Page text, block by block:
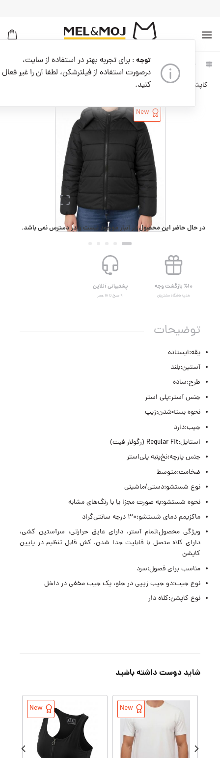
توجه : برای تجربه بهتر در استفاده از سایت،
درصورت استفاده از فیلترشکن، لطفا آن را غیر فعال
کنید.
بروید
لباس زنانه
کاپشن زنانه کدW09022-001
New
در حال حاضر این محصول در انبار موجود نیست و در دسترس نمی باشد.
%۱۰ بازگشت وجه
هدیه باشگاه مشتریان
پشتیبانی آنلاین
۹ صبح تا ۱۸ عصر
توضیحات
یقه:ایستاده
آستین:بلند
طرح:ساده
جنس آستر:پلی استر
نحوه بسته‌شدن:زیپ
جیب:دارد
استایل:Regular Fit (رگولار فیت)
جنس پارچه:نخ‌پنبه پلی‌استر
ضخامت:متوسط
نوع شستشو:دستی/ماشینی
نحوه شستشو:به صورت مجزا یا با رنگ‌های مشابه
ماکزیمم دمای شستشو:۳۰ درجه سانتی‌گراد
ویژگی محصول:تمام آستر، دارای عایق حرارتی، سرآستین کشی،
دارای کلاه متصل با قابلیت جدا شدن، کش قابل تنظیم در پایین
کاپشن
مناسب برای فصول:سرد
نوع جیب:دو جیب زیپی در جلو، یک جیب مخفی در داخل
نوع کاپشن:کلاه دار
شاید دوست داشته باشید
New
New